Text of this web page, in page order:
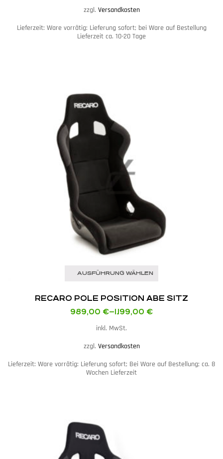
zzgl. Versandkosten
Lieferzeit: Ware vorrätig: Lieferung sofort; bei Ware auf Bestellung
Lieferzeit ca. 10-20 Tage
AUSFÜHRUNG WÄHLEN
RECARO POLE POSITION ABE SITZ
989,00 €–1.199,00 €
inkl. MwSt.
zzgl. Versandkosten
Lieferzeit: Ware vorrätig: Lieferung sofort; Bei Ware auf Bestellung; ca. 8
Wochen Lieferzeit